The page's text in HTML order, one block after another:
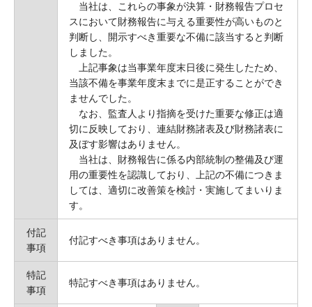
当社は、これらの事象が決算・財務報告プロセ
スにおいて財務報告に与える重要性が高いものと
判断し、開示すべき重要な不備に該当すると判断
しました。
上記事象は当事業年度末日後に発生したため、
当該不備を事業年度末までに是正することができ
ませんでした。
なお、監査人より指摘を受けた重要な修正は適
切に反映しており、連結財務諸表及び財務諸表に
及ぼす影響はありません。
当社は、財務報告に係る内部統制の整備及び運
用の重要性を認識しており、上記の不備につきま
しては、適切に改善策を検討・実施してまいりま
す。
付記
事項
付記すべき事項はありません。
特記
事項
特記すべき事項はありません。